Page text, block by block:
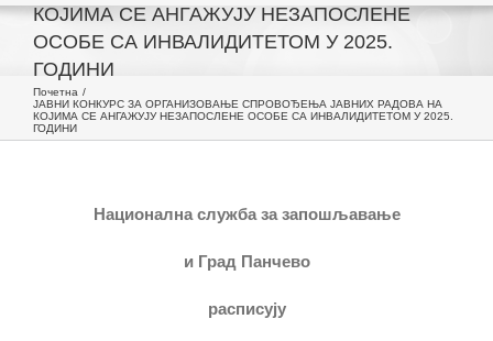
КОЈИМА СЕ АНГАЖУЈУ НЕЗАПОСЛЕНЕ
ОСОБЕ СА ИНВАЛИДИТЕТОМ У 2025.
ГОДИНИ
Почетна
ЈАВНИ КОНКУРС ЗА ОРГАНИЗОВАЊЕ СПРОВОЂЕЊА ЈАВНИХ РАДОВА НА
КОЈИМА СЕ АНГАЖУЈУ НЕЗАПОСЛЕНЕ ОСОБЕ СА ИНВАЛИДИТЕТОМ У 2025.
ГОДИНИ
Национална служба за запошљавање
и Град Панчево
расписују